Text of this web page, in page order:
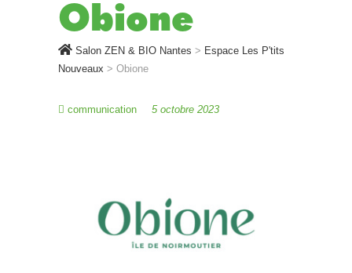
Obione
Salon ZEN & BIO Nantes > Espace Les P'tits
Nouveaux > Obione
communication 5 octobre 2023